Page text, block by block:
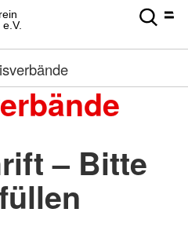
– Bitte